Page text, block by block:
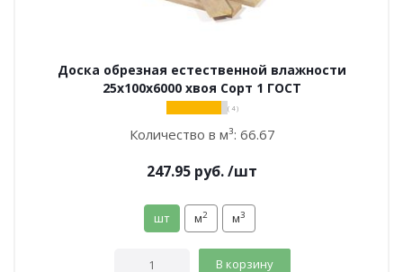
Доска обрезная естественной влажности
25х100х6000 хвоя Сорт 1 ГОСТ
( 4 )
Количество в м³: 66.67
247.95 руб./шт
шт м2 м3
В корзину